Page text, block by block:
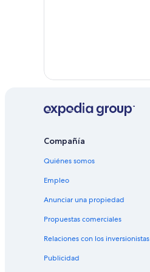
Compañía
Quiénes somos
Empleo
Anunciar una propiedad
Propuestas comerciales
Relaciones con los inversionistas
Publicidad